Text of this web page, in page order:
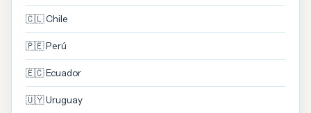
🇨🇱 Chile
🇵🇪 Perú
🇪🇨 Ecuador
🇺🇾 Uruguay